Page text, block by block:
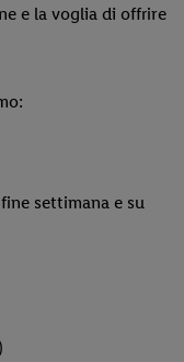
e la voglia di offrire
settimana e su